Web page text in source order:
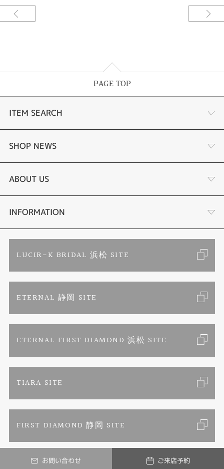
お問い合わせ ご来店予約
PAGE TOP
ITEM SEARCH
あこや真珠
黒蝶真珠
時計
色石
ジュエリーリフォーム
婚約指輪
Savon de Bijoux
Savon de Bijoux化粧石鹸
Loose stone Search
Mark Hiroshi Willis
SHOP NEWS
個性溢れる色石の魅力
YouTube ルシルケイチャンネル
ブライダルリングサイト
ブランドリスト
ペンを拾うお姉さん
ABOUT US
店舗情報・会社概要
お客様の声
INFORMATION
特定商取引に関する表記
LUCIR-K BRIDAL 浜松 SITE
ETERNAL 静岡 SITE
ETERNAL FIRST DIAMOND 浜松 SITE
TIARA SITE
FIRST DIAMOND 静岡 SITE
© LUCIR-K ONLINE JEWELRY SHOP